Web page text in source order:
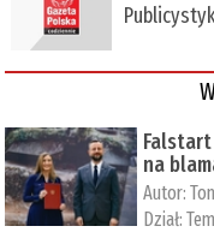
Falstart
na
Autor:
Dział: